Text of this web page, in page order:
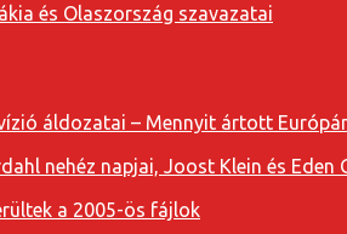
és Olaszország szavazatai
áldozatai – Mennyit ártott
nehéz napjai, Joost Klein és Eden
a 2005-ös fájlok